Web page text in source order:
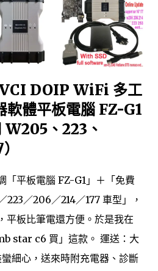
DOIP WiFi 多工
軟體平板電腦 FZ-G1
W205、223、
「平板電腦 FZ-G1」＋「免費
／206／214／177 車型」，
平板比筆電還方便。於是我在
star c6 買」這款。 運送：大
細心，送來時附充電器、診斷